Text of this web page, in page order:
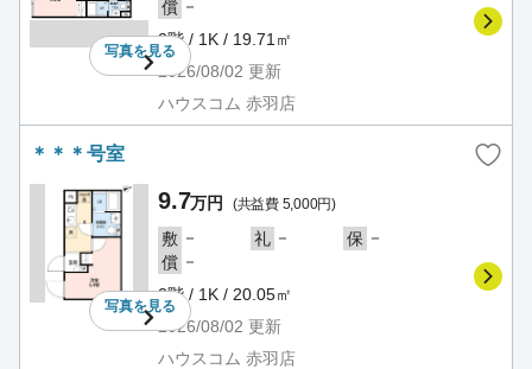
写真を見る
償 －
2階 / 1K / 19.71㎡
2026/08/02 更新
ハウスコム 赤羽店
＊＊＊号室
写真を見る
9.7万円 (共益費 5,000円)
敷 － 礼 － 保 －
償 －
2階 / 1K / 20.05㎡
2026/08/02 更新
ハウスコム 赤羽店